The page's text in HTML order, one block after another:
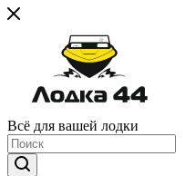
Всё для вашей лодки